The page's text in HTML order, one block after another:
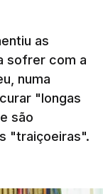
na Crimeia
de 17 para
90 feridos
e Tambov
as
sofrer com a
numa
"longas
são
"traiçoeiras".